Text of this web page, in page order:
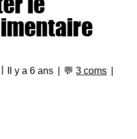
Il y a 6 ans 💬3 coms